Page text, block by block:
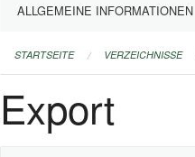
ALLGEMEINE INFORMATIONEN
STARTSEITE VERZEICHNISSE
Export